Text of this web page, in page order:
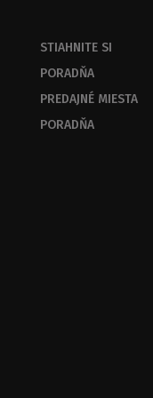
STIAHNITE SI
PORADŇA
PREDAJNÉ MIESTA
PORADŇA